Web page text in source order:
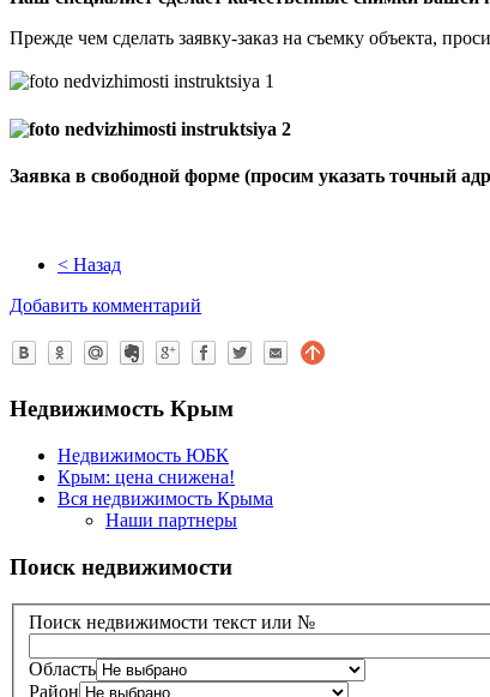
Прежде чем сделать заявку-заказ на съемку объекта,
Заявка в свободной форме (просим указать точный
< Назад
Добавить комментарий
Недвижимость Крым
Недвижимость ЮБК
Крым: цена снижена!
Вся недвижимость Крыма
Наши партнеры
Поиск недвижимости
Поиск недвижимости текст или №
Область
Район